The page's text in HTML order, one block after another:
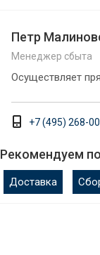
Петр
Менеджер сбыта
Осуществляет
+7 (495) 268-
Рекомендуем
Доставка